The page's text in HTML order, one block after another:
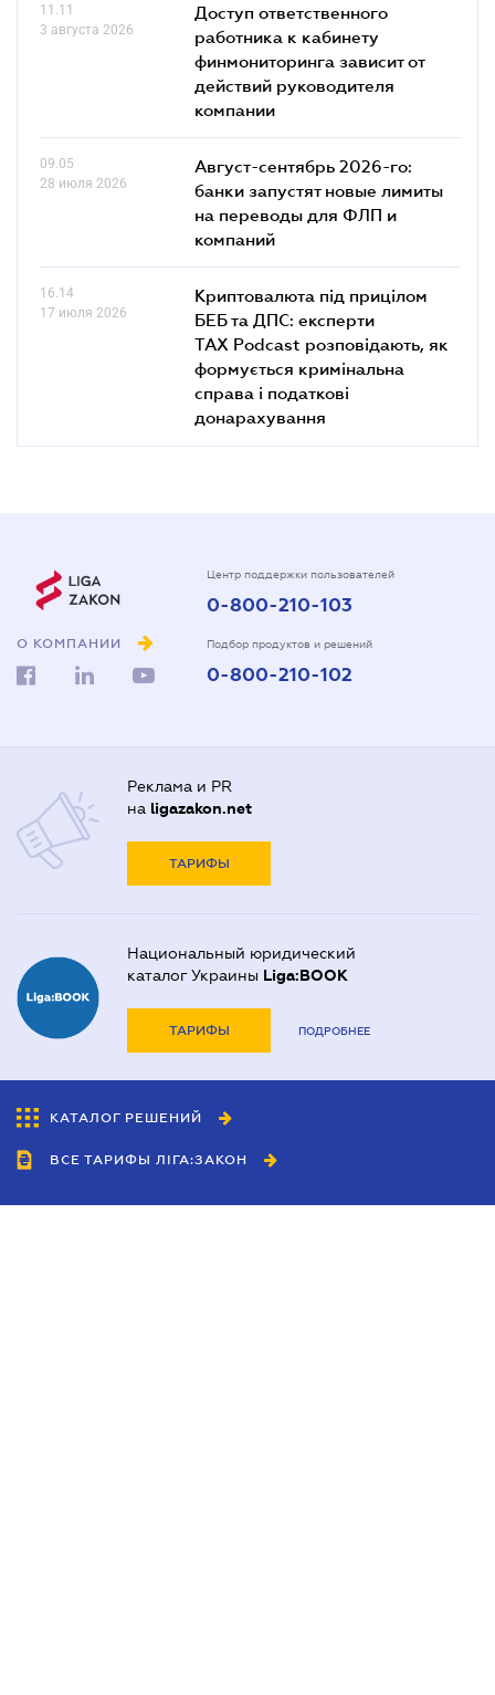
11.11
3 августа 2026
Доступ ответственного
работника к кабинету
финмониторинга зависит от
действий руководителя
компании
09.05
28 июля 2026
Август-сентябрь 2026-го:
банки запустят новые лимиты
на переводы для ФЛП и
компаний
16.14
17 июля 2026
Криптовалюта під прицілом
БЕБ та ДПС: експерти
TAX Podcast розповідають, як
формується кримінальна
справа і податкові
донарахування
О КОМПАНИИ
Центр поддержки пользователей
0-800-210-103
Подбор продуктов и решений
0-800-210-102
Реклама и PR
на ligazakon.net
ТАРИФЫ
Национальный юридический
каталог Украины Liga:BOOK
ТАРИФЫ ПОДРОБНЕЕ
КАТАЛОГ РЕШЕНИЙ
ВСЕ ТАРИФЫ ЛІГА:ЗАКОН